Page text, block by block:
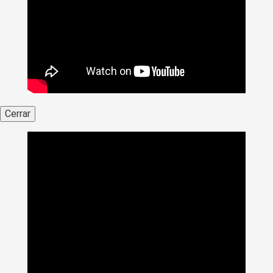
Cerrar